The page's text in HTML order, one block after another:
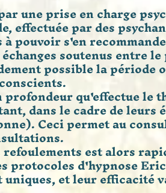
une prise en charge
effectuée par des
pouvoir s'en
soutenus entre
possible la période
qu'effectue le
dans le cadre de leurs
Ceci permet au
est alors
protocoles d'hypnose
et leur efficacité